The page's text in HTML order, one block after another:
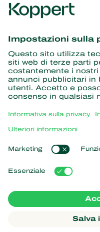
Ricevi le
informazioni
Partner con la natura
Vespe parassite
Nematodi benefici
Microrganismi benefici
Protezione delle colture
Informazioni su Koppert
Notizie e informazioni
Lavora per Koppert
Link popolari
L'esperienza dei nostri
Koppert Global
Gestione dei cookie